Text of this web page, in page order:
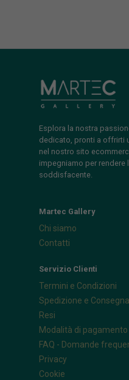
Esplora la nostra
dedicato, pronti a offrirti
nel nostro sito
impegniamo per rendere
soddisfacente.
Martec Gallery
Chi siamo
Contatti
Servizio Clienti
Termini e Condizioni
Spedizione e Consegna
Resi
Modalità di pagamento
FAQ - Domande
Privacy
Cookie